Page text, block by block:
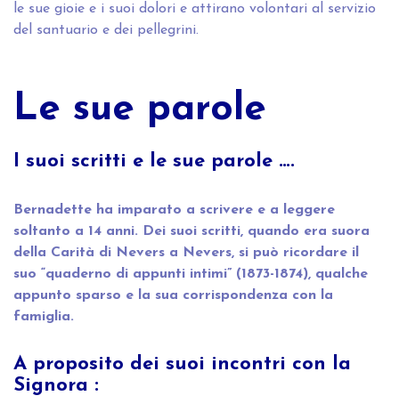
le sue gioie e i suoi dolori e attirano volontari al servizio
del santuario e dei pellegrini.
Le sue parole
I suoi scritti e le sue parole ….
Bernadette ha imparato a scrivere e a leggere
soltanto a 14 anni. Dei suoi scritti, quando era suora
della Carità di Nevers a Nevers, si può ricordare il
suo “quaderno di appunti intimi” (1873-1874), qualche
appunto sparso e la sua corrispondenza con la
famiglia.
A proposito dei suoi incontri con la
Signora :